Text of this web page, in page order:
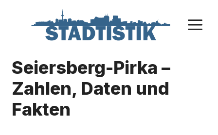
Seiersberg-Pirka –
Zahlen, Daten und
Fakten